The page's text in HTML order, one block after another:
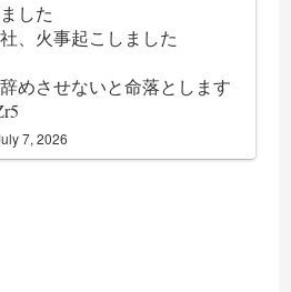
した
、火事起こしました
めさせないと命落とします
7, 2026